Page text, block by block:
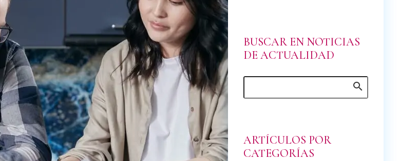
BUSCAR EN NOTICIAS
DE ACTUALIDAD
ARTÍCULOS POR
CATEGORÍAS